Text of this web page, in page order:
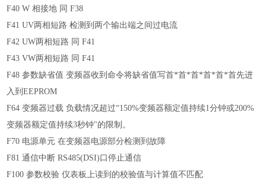
F40 W 相接地 同 F38
F41 UV两相短路 检测到两个输出端之间过电流
F42 UW两相短路 同 F41
F43 VW两相短路 同 F41
F48 参数缺省值 变频器收到命令将缺省值写首*首*首*首*首*首先进
入到EEPROM
F64 变频器过载 负载情况超过“150%变频器额定值持续1分钟或200%
变频器额定值持续3秒钟"的限制。
F70 电源单元 在变频器电源部分检测到故障
F81 通信中断 RS485(DSI)口停止通信
F100 参数校验 仪表板上读到的校验值与计算值不匹配